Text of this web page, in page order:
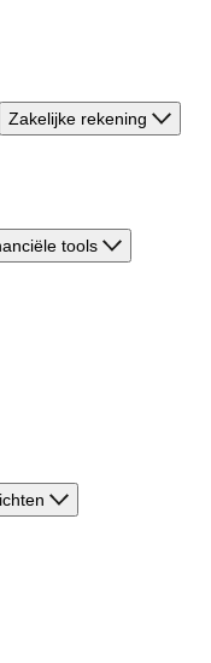
Zakelijke rekening
tools